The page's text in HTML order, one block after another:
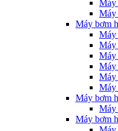
Máy
Máy
Máy bơm
Máy
Máy
Máy
Máy
Máy
Máy
Máy bơm
Máy
Máy bơm